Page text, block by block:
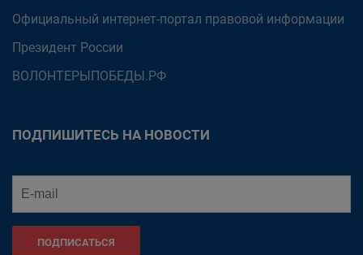
Официальный интернет-портал правовой информации
Президент России
ВОЛОНТЕРЫПОБЕДЫ.РФ
ПОДПИШИТЕСЬ НА НОВОСТИ
ПОДПИСАТЬСЯ